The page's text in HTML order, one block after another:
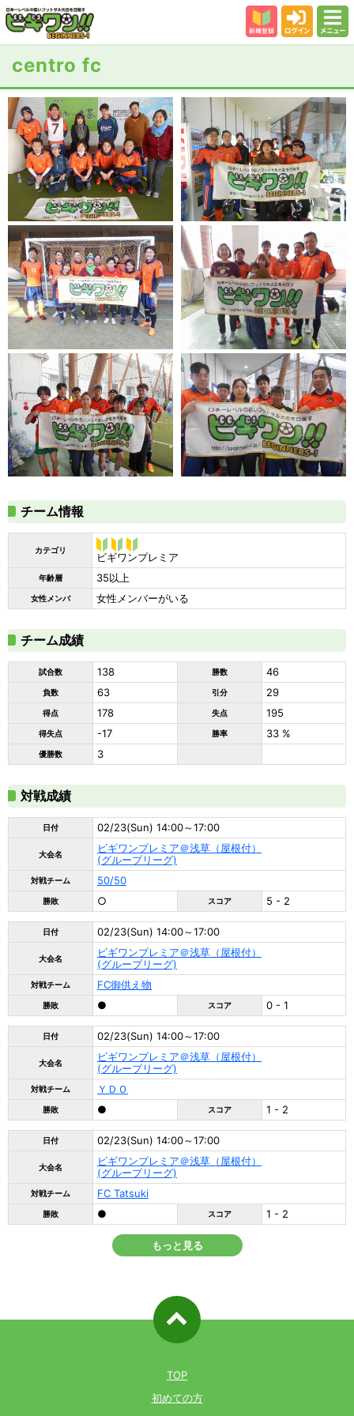
カテゴリー
会場
大会結果
スタッフ紹介
よくある質問
参加者の声
centro fc
チーム情報
カテゴリ
ビギワン
プレミア
ビギワンプレミア
年齢層 35以上
女性メンバ 女性メンバーがいる
チーム成績
試合数 138 勝数 46
負数 63 引分 29
得点 178 失点 195
得失点 -17 勝率 33 %
優勝数 3
対戦成績
日付 02/23(Sun) 14:00～17:00
大会名
ビギワンプレミア＠浅草（屋根付）
(グループリーグ)
対戦チーム 50/50
勝敗 ○ スコア 5 - 2
日付 02/23(Sun) 14:00～17:00
大会名
ビギワンプレミア＠浅草（屋根付）
(グループリーグ)
対戦チーム FC御供え物
勝敗 ● スコア 0 - 1
日付 02/23(Sun) 14:00～17:00
大会名
ビギワンプレミア＠浅草（屋根付）
(グループリーグ)
対戦チーム ＹＤＯ
勝敗 ● スコア 1 - 2
日付 02/23(Sun) 14:00～17:00
大会名
ビギワンプレミア＠浅草（屋根付）
(グループリーグ)
対戦チーム FC Tatsuki
勝敗 ● スコア 1 - 2
もっと見る
TOP
初めての方